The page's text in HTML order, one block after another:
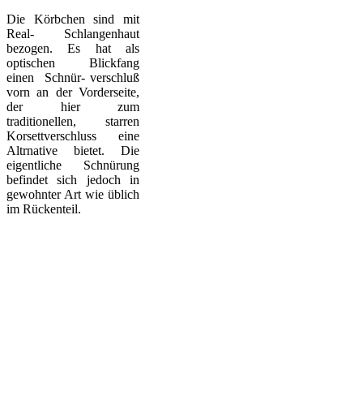
Die Körbchen sind mit
Real- Schlangenhaut
bezogen. Es hat als
optischen Blickfang
einen Schnür- verschluß
vorn an der Vorderseite,
der hier zum
traditionellen, starren
Korsettverschluss eine
Altrnative bietet. Die
eigentliche Schnürung
befindet sich jedoch in
gewohnter Art wie üblich
im Rückenteil.